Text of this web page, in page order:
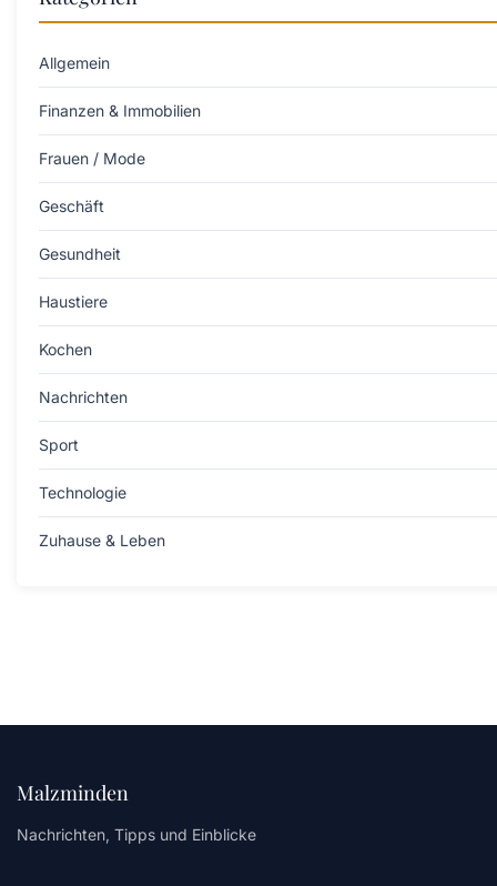
Allgemein
Finanzen & Immobilien
Frauen / Mode
Geschäft
Gesundheit
Haustiere
Kochen
Nachrichten
Sport
Technologie
Zuhause & Leben
Malzminden
Nachrichten, Tipps und Einblicke